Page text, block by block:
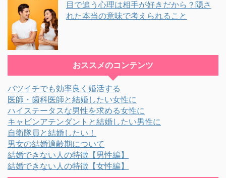
目で追う心理は相手が好きだから？隠さ
れた本当の意味で考えられること
おススメのコンテンツ
バツイチでも効率良く婚活する
医師・歯科医師と結婚したい女性に
ハイステータスな男性を求める女性に
キャビンアテンダントと結婚したい男性に
自衛隊員と結婚したい！
男女の結婚適齢期について
結婚できない人の特徴【男性編】
結婚できない人の特徴【女性編】